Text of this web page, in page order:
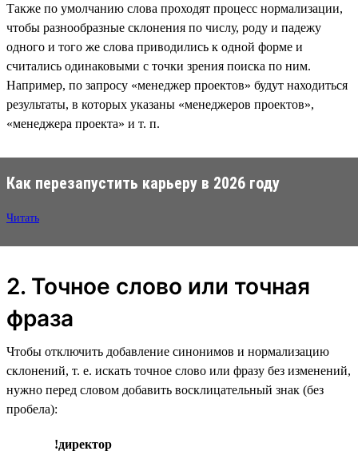
Также по умолчанию слова проходят процесс нормализации,
чтобы разнообразные склонения по числу, роду и падежу
одного и того же слова приводились к одной форме и
считались одинаковыми с точки зрения поиска по ним.
Например, по запросу «менеджер проектов» будут находиться
результаты, в которых указаны «менеджеров проектов»,
«менеджера проекта» и т. п.
Как перезапустить карьеру в 2026 году
Читать
2. Точное слово или точная
фраза
Чтобы отключить добавление синонимов и нормализацию
склонений, т. е. искать точное слово или фразу без изменений,
нужно перед словом добавить восклицательный знак (без
пробела):
!директор